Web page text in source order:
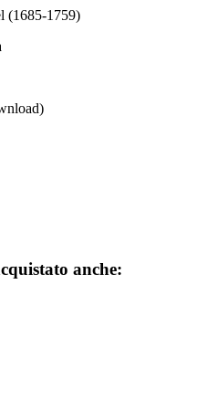
(1685-1759)
anche: